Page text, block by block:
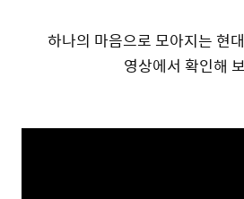
하나의 마음으로 모아지는 현
영상에서 확인해